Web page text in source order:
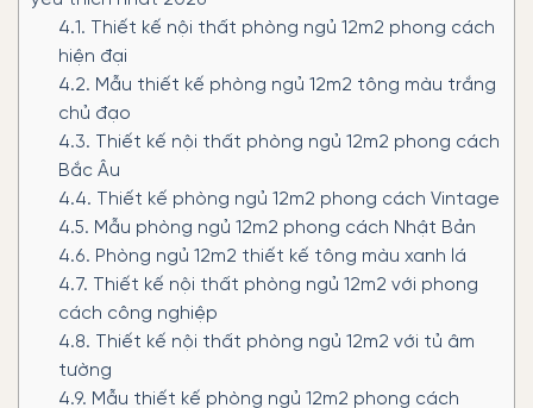
4.1. Thiết kế nội thất phòng ngủ 12m2 phong cách
hiện đại
4.2. Mẫu thiết kế phòng ngủ 12m2 tông màu trắng
chủ đạo
4.3. Thiết kế nội thất phòng ngủ 12m2 phong cách
Bắc Âu
4.4. Thiết kế phòng ngủ 12m2 phong cách Vintage
4.5. Mẫu phòng ngủ 12m2 phong cách Nhật Bản
4.6. Phòng ngủ 12m2 thiết kế tông màu xanh lá
4.7. Thiết kế nội thất phòng ngủ 12m2 với phong
cách công nghiệp
4.8. Thiết kế nội thất phòng ngủ 12m2 với tủ âm
tường
4.9. Mẫu thiết kế phòng ngủ 12m2 phong cách